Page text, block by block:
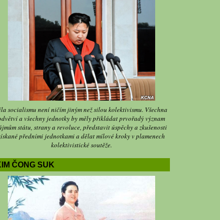
socialismu není ničím jiným než silou kolektivismu. Všechna
a všechny jednotky by měly přikládat prvořadý význam
státu, strany a revoluce, představit úspěchy a zkušenosti
předními jednotkami a dělat mílové kroky v plamenech
kolektivistické soutěže.
ČONG SUK